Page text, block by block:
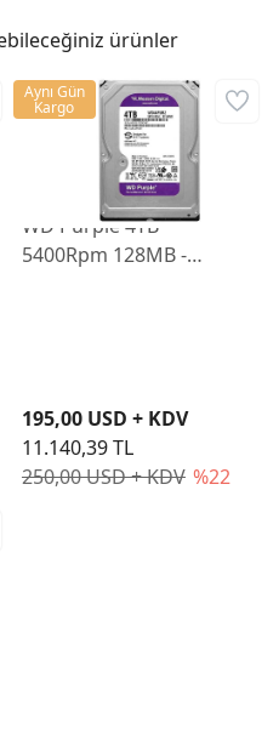
ürünler
WD Purple 4TB
5400Rpm 128MB -
250,00 USD + KDV %22
195,00 USD + KDV
11.140,39 TL
Aynı Gün
Kargo